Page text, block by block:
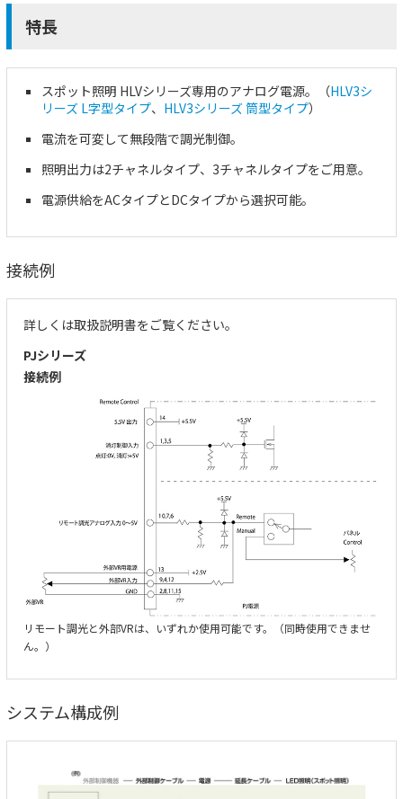
特長
スポット照明 HLVシリーズ専用のアナログ電源。（HLV3シ
リーズ L字型タイプ、 HLV3シリーズ 筒型タイプ）
電流を可変して無段階で調光制御。
照明出力は2チャネルタイプ、3チャネルタイプをご用意。
電源供給をACタイプとDCタイプから選択可能。
接続例
詳しくは取扱説明書をご覧ください。
PJシリーズ
接続例
リモート調光と外部VRは、いずれか使用可能です。（同時使用できませ
ん。）
システム構成例